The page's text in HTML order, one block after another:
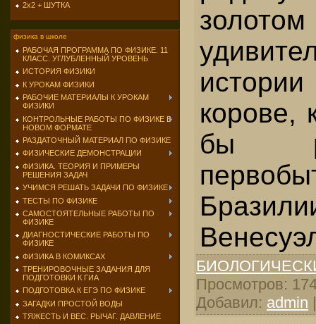
2х2 + ШУТКА
физика в школе
РАБОЧАЯ ПРОГРАММА ПО ФИЗИКЕ. 11
КЛАСС. УГЛУБЛЕННЫЙ УРОВЕНЬ
ИСТОРИЯ ФИЗИКИ
К УРОКАМ ФИЗИКИ
РАБОЧИЕ МАТЕРИАЛЫ К УРОКАМ
ФИЗИКИ
КОНТРОЛЬНЫЕ РАБОТЫ ПО ФИЗИКЕ В
НОВОМ ФОРМАТЕ
РАЗДАТОЧНЫЙ МАТЕРИАЛ ПО ФИЗИКЕ
ФИЗИЧЕСКИЕ ДЕМОНСТРАЦИИ
ФИЗИКА. ТЕОРИЯ И ПРИМЕРЫ
РЕШЕНИЯ ЗАДАЧ
УЧИМСЯ РЕШАТЬ ЗАДАЧИ ПО ФИЗИКЕ
ТЕСТЫ ПО ФИЗИКЕ
САМОСТОЯТЕЛЬНЫЕ РАБОТЫ ПО
ФИЗИКЕ
ДИАГНОСТИЧЕСКИЕ РАБОТЫ ПО
ФИЗИКЕ
ФИЗИКА В КОМИКСАХ
ТРЕНИРОВОЧНЫЕ ЗАДАНИЯ ДЛЯ
ПОДГОТОВКИ К ГИА
ПОДГОТОВКА К ЕГЭ ПО ФИЗИКЕ
ЗАГАДКИ ПРОСТОЙ ВОДЫ
ТЯЖЕСТЬ И ВЕС. РЫЧАГ. ДАВЛЕНИЕ
золотом
корове,
бы
Просмотров:
Добавил: admin